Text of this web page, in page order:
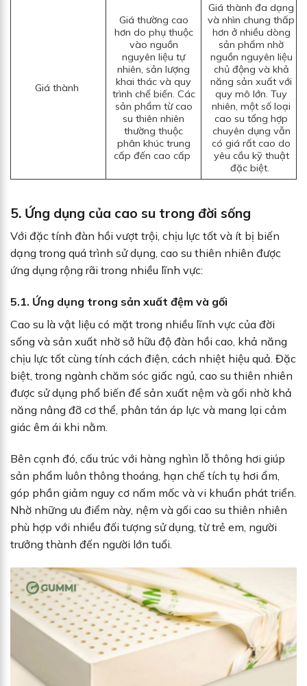
Giá thành
Giá thường cao
hơn do phụ thuộc
vào nguồn
nguyên liệu tự
nhiên, sản lượng
khai thác và quy
trình chế biến. Các
sản phẩm từ cao
su thiên nhiên
thường thuộc
phân khúc trung
cấp đến cao cấp
Giá thành đa dạng
và nhìn chung thấp
hơn ở nhiều dòng
sản phẩm nhờ
nguồn nguyên liệu
chủ động và khả
năng sản xuất với
quy mô lớn. Tuy
nhiên, một số loại
cao su tổng hợp
chuyên dụng vẫn
có giá rất cao do
yêu cầu kỹ thuật
đặc biệt.
5. Ứng dụng của cao su trong đời sống
Với đặc tính đàn hồi vượt trội, chịu lực tốt và ít bị biến
dạng trong quá trình sử dụng, cao su thiên nhiên được
ứng dụng rộng rãi trong nhiều lĩnh vực:
5.1. Ứng dụng trong sản xuất đệm và gối
Cao su là vật liệu có mặt trong nhiều lĩnh vực của đời
sống và sản xuất nhờ sở hữu độ đàn hồi cao, khả năng
chịu lực tốt cùng tính cách điện, cách nhiệt hiệu quả. Đặc
biệt, trong ngành chăm sóc giấc ngủ, cao su thiên nhiên
được sử dụng phổ biến để sản xuất nệm và gối nhờ khả
năng nâng đỡ cơ thể, phân tán áp lực và mang lại cảm
giác êm ái khi nằm.
Bên cạnh đó, cấu trúc với hàng nghìn lỗ thông hơi giúp
sản phẩm luôn thông thoáng, hạn chế tích tụ hơi ẩm,
góp phần giảm nguy cơ nấm mốc và vi khuẩn phát triển.
Nhờ những ưu điểm này, nệm và gối cao su thiên nhiên
phù hợp với nhiều đối tượng sử dụng, từ trẻ em, người
trưởng thành đến người lớn tuổi.